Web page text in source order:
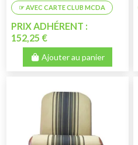
PRIX ADHÉRENT :
152,25 €
Ajouter au panier